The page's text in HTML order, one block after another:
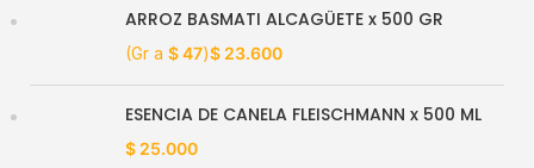
ARROZ BASMATI ALCAGÜETE x 500 GR
(Gr a $47)$ 23.600
ESENCIA DE CANELA FLEISCHMANN x 500 ML
$ 25.000